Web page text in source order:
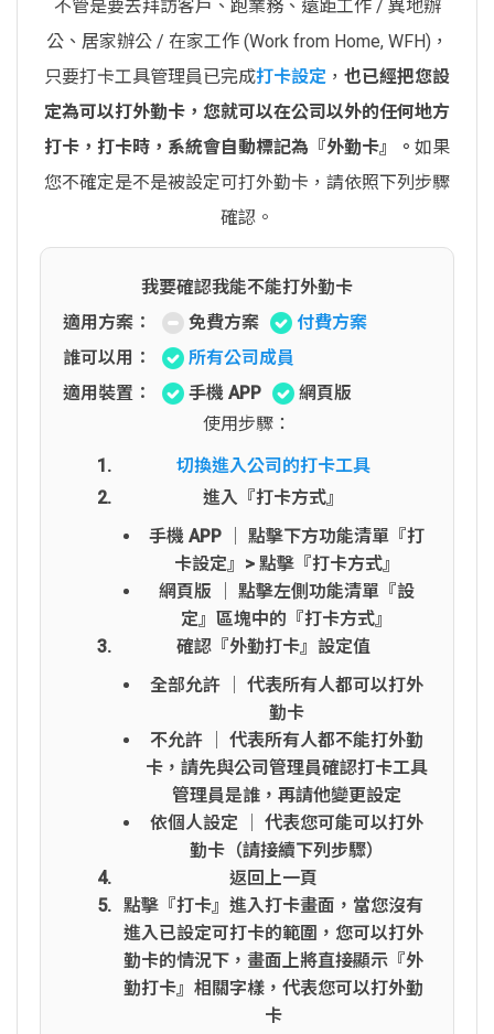
不管是要去拜訪客戶、跑業務、遠距工作 / 異地辦
公、居家辦公 / 在家工作 (Work from Home, WFH)，
只要打卡工具管理員已完成打卡設定 ， 也已經把您設
定為可以打外勤卡，您就可以在公司以外的任何地方
打卡，打卡時，系統會自動標記為『外勤卡』。 如果
您不確定是不是被設定可打外勤卡，請依照下列步驟
確認。
我要確認我能不能打外勤卡
適用方案：
免費方案
付費方案
誰可以用：
所有公司成員
適用裝置：
手機 APP
網頁版
使用步驟：
切換進入公司的打卡工具
進入『打卡方式』
手機 APP │ 點擊下方功能清單『打
卡設定』> 點擊『打卡方式』
網頁版 │ 點擊左側功能清單『設
定』區塊中的『打卡方式』
確認『外勤打卡』設定值
全部允許 │ 代表所有人都可以打外
勤卡
不允許 │ 代表所有人都不能打外勤
卡，請先與公司管理員確認打卡工具
管理員是誰，再請他變更設定
依個人設定 │ 代表您可能可以打外
勤卡（請接續下列步驟）
返回上一頁
點擊『打卡』進入打卡畫面，當您沒有
進入已設定可打卡的範圍，您可以打外
勤卡的情況下，畫面上將直接顯示『外
勤打卡』相關字樣，代表您可以打外勤
卡